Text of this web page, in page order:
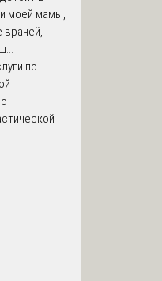
моей мамы,
врачей,
по